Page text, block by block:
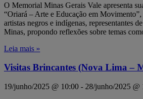
O Memorial Minas Gerais Vale apresenta
“Oriará – Arte e Educação em Movimento”,
artistas negros e indígenas, representantes
Minas, propondo reflexões sobre temas
Leia mais »
Visitas Brincantes (Nova Lima –
19/junho/2025 @ 10:00 - 28/junho/2025 @